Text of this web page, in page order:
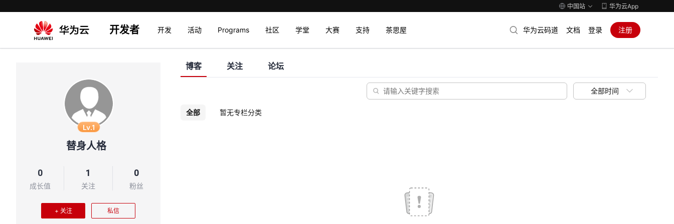
中国站 华为云App
开发者 开发 活动 Programs 社区 学堂 大赛 支持 茶思屋 华为云码道 文档 登录 注册
Lv.1
替身人格
0
成长值
1
关注
0
粉丝
+ 关注 私信
博客 关注 论坛
全部时间
全部 暂无专栏分类